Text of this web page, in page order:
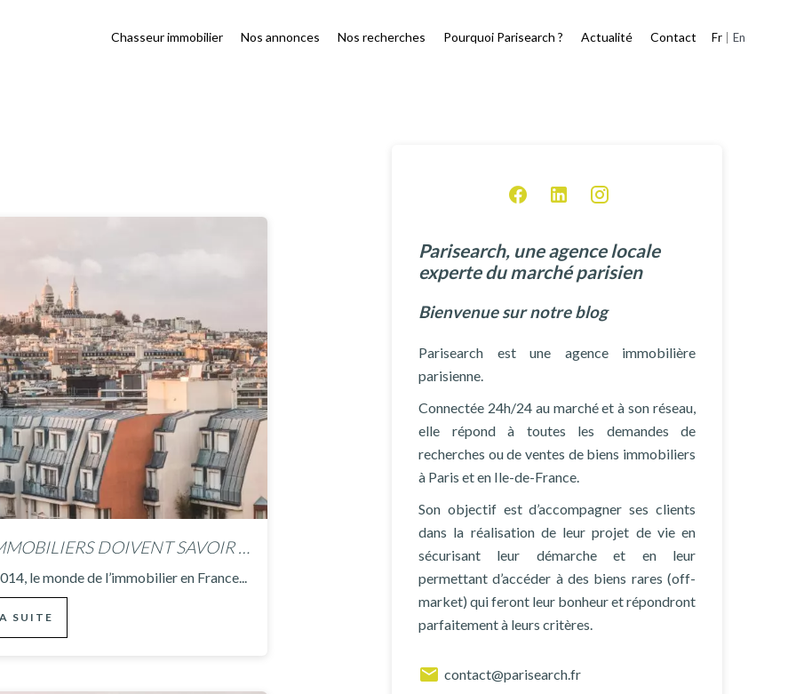
Chasseur immobilier Nos annonces Nos recherches Pourquoi Parisearch ? Actualité Contact Fr En
CE QUE LES PROPRIÉTAIRES IMMOBILIERS DOIVENT SAVOIR SUR LA LOI ALUR
le monde de l’immobilier en France...
SUITE
Parisearch, une agence locale
experte du marché parisien
Bienvenue sur notre blog
Parisearch est une agence immobilière
parisienne.
Connectée 24h/24 au marché et à son réseau,
elle répond à toutes les demandes de
recherches ou de ventes de biens immobiliers
à Paris et en Ile-de-France.
Son objectif est d’accompagner ses clients
dans la réalisation de leur projet de vie en
sécurisant leur démarche et en leur
permettant d’accéder à des biens rares (off-
market) qui feront leur bonheur et répondront
parfaitement à leurs critères.
contact@parisearch.fr